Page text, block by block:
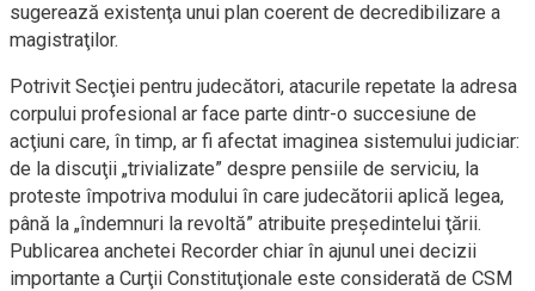
sugerează existenţa unui plan coerent de decredibilizare a
magistraţilor.
Potrivit Secţiei pentru judecători, atacurile repetate la adresa
corpului profesional ar face parte dintr-o succesiune de
acţiuni care, în timp, ar fi afectat imaginea sistemului judiciar:
de la discuţii „trivializate” despre pensiile de serviciu, la
proteste împotriva modului în care judecătorii aplică legea,
până la „îndemnuri la revoltă” atribuite preşedintelui ţării.
Publicarea anchetei Recorder chiar în ajunul unei decizii
importante a Curţii Constituţionale este considerată de CSM